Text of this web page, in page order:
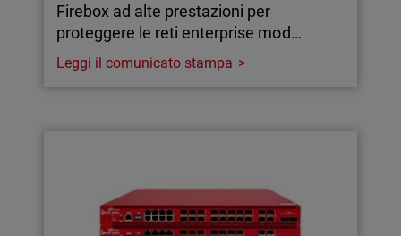
Firebox ad alte prestazioni per
proteggere le reti enterprise mod…
Leggi il comunicato stampa